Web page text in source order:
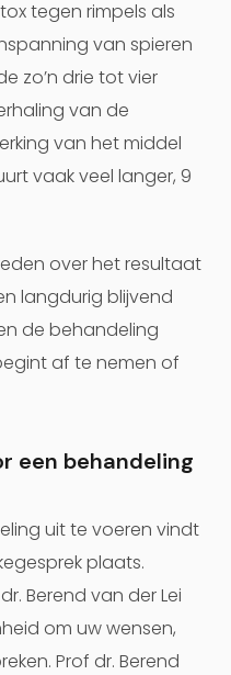
tegen rimpels als
van spieren
zo’n drie tot vier
van de
van het middel
vaak veel langer, 9
over het resultaat
langdurig blijvend
de behandeling
af te nemen of
een behandeling
uit te voeren vindt
plaats.
Berend van der Lei
om uw wensen,
Prof dr. Berend